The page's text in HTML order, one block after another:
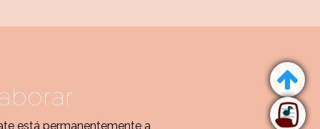
está permanentemente a